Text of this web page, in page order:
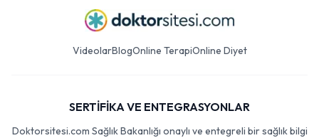
VideolarBlogOnline TerapiOnline Diyet
SERTİFİKA VE ENTEGRASYONLAR
Doktorsitesi.com Sağlık Bakanlığı onaylı ve entegreli bir sağlık bilgi